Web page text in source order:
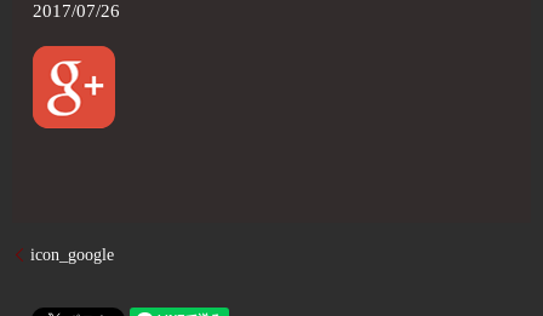
2017/07/26
icon_google